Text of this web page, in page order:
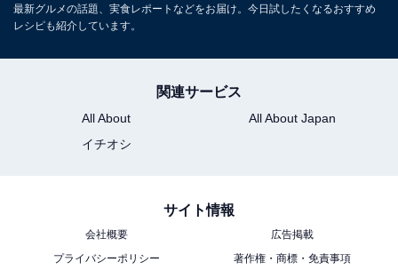
「じゃがりこ細いやつ サラダ」は、何といってもポリポ
喉ごしでズンと来るじゃがいも本来の風味。これはクセ
になりますね。止まりません。
最新グルメの話題、実食レポートなどをお届け。今日試したくなるおすすめ
レシピも紹介しています。
関連サービス
All About
All About Japan
イチオシ
サイト情報
会社概要
広告掲載
プライバシーポリシー
著作権・商標・免責事項